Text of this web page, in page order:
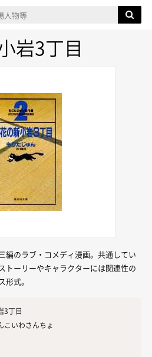
岩3丁目
編のラブ・コメディ漫画。共通してい
トーリーやキャラクターには関連性の
式。
3丁目
こいわさんちょ